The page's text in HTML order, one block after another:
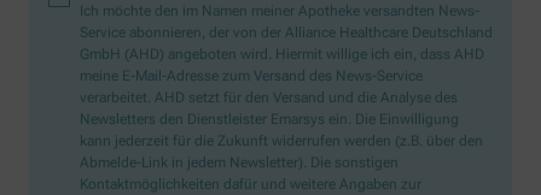
Ich möchte den im Namen meiner Apotheke versandten News-
Service abonnieren, der von der Alliance Healthcare Deutschland
GmbH (AHD) angeboten wird. Hiermit willige ich ein, dass AHD
meine E-Mail-Adresse zum Versand des News-Service
verarbeitet. AHD setzt für den Versand und die Analyse des
Newsletters den Dienstleister Emarsys ein. Die Einwilligung
kann jederzeit für die Zukunft widerrufen werden (z.B. über den
Abmelde-Link in jedem Newsletter). Die sonstigen
Kontaktmöglichkeiten dafür und weitere Angaben zur